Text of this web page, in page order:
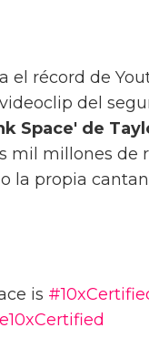
el récord de
del
Space' de
mil millones de
la propia
is